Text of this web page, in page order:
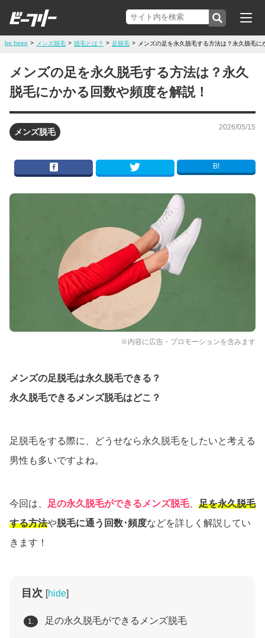
be freee > メンズ脱毛 > 脱毛とは？ > 足脱毛 > メンズの足を永久脱毛する方法は？永久脱毛
メンズの足を永久脱毛する方法は？永久
脱毛にかかる回数や頻度を解説！
メンズ脱毛 2026/05/15
B!
※内容に広告・プロモーションを含みます
メンズの足脱毛は永久脱毛できる？
永久脱毛できるメンズ脱毛はどこ？
足脱毛をする際に、どうせなら永久脱毛をしたいと考える
男性も多いですよね。
今回は、 足の永久脱毛ができるメンズ脱毛、 足を永久脱毛
する方法や脱毛に通う回数･頻度などを詳しく解説してい
きます！
目次 [hide]
1. 足の永久脱毛ができるメンズ脱毛